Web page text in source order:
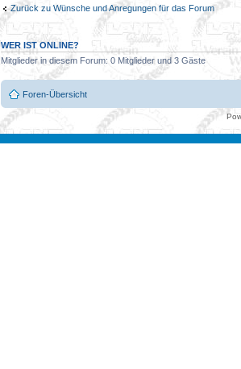
Zurück zu Wünsche und Anregungen für das Forum
WER IST ONLINE?
Mitglieder in diesem Forum: 0 Mitglieder und 3 Gäste
Foren-Übersicht